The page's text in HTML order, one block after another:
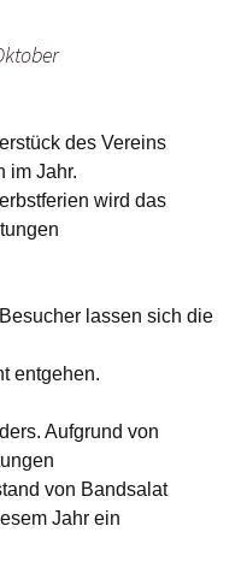
des Vereins
im Jahr.
wird das
lassen sich die
entgehen.
Aufgrund von
von Bandsalat
Jahr ein